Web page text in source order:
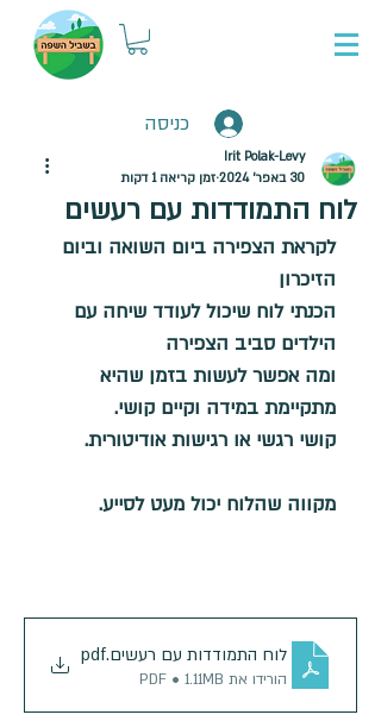
כניסה
לוח התמודדות עם רעשים
Irit Polak-Levy
30 באפר׳ 2024
זמן קריאה 1 דקות
לקראת הצפירה ביום השואה וביום
הזיכרון
הכנתי לוח שיכול לעודד שיחה עם
הילדים סביב הצפירה
ומה אפשר לעשות בזמן שהיא
מתקיימת במידה וקיים קושי.
קושי רגשי או רגישות אודיטורית.
מקווה שהלוח יכול מעט לסייע.
לוח התמודדות עם רעשים.pdf
הורידו את PDF • 1.11MB